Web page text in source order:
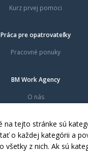
Kurz prvej pomoci
Práca pre opatrovateľky
Pracovné ponuky
BM Work Agency
O nás
Dokumenty
Kontakty
na tejto stránke sú
o každej kategórii a
všetky z nich. Ak sú